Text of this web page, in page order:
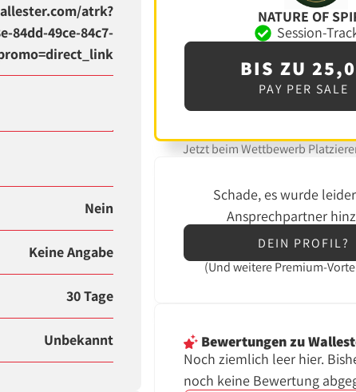
atrk?
84dd-49ce-84c7-
Nein
Keine Angabe
30 Tage
Unbekannt
NATURE OF
Session-
BIS ZU
PAY PER SALE
Jetzt beim Wettbewerb
Schade, es wurde
Ansprechpartner
DEIN PROFIL?
(UndweiterePremium-
Bewertungenzu
Noch ziemlich leer hier.
noch keine Bewertung